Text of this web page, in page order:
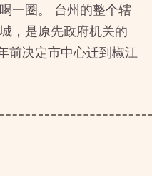
一圈。 台州的整个辖
，是原先政府机关的
前决定市中心迁到椒江